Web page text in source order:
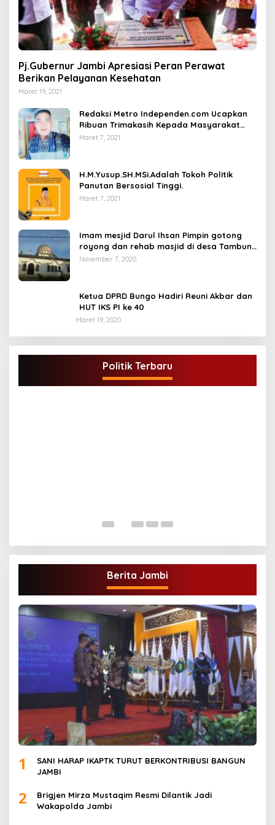
Pj.Gubernur Jambi Apresiasi Peran Perawat
Berikan Pelayanan Kesehatan
Maret 19, 2021
Redaksi Metro Independen.com Ucapkan
Ribuan Trimakasih Kepada Masyarakat
Pengunjung Dan Pembaca.
Maret 7, 2021
H.M.Yusup.SH.MSi.Adalah Tokoh Politik
Panutan Bersosial Tinggi.
Maret 7, 2021
Imam mesjid Darul Ihsan Pimpin gotong
royong dan rehab masjid di desa Tambun
Arang Kecamatan Sumay, kabupaten tebo
November 7, 2020
Ketua DPRD Bungo Hadiri Reuni Akbar dan
HUT IKS PI ke 40
Maret 19, 2020
Politik Terbaru
DPD Partai Golkar,Muscam Ke-X Dalam
Rangka Pemilihan Ketua PK.
Juli 5, 2021
Berita Jambi
1
SANI HARAP IKAPTK TURUT BERKONTRIBUSI BANGUN
JAMBI
2
Brigjen Mirza Mustaqim Resmi Dilantik Jadi
Wakapolda Jambi